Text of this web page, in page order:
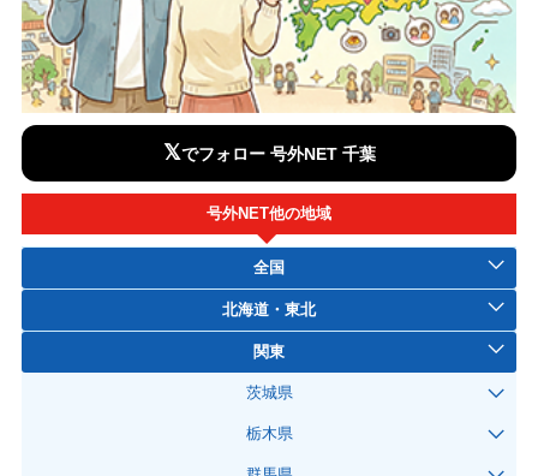
𝕏でフォロー 号外NET 千葉
号外NET他の地域
全国
北海道・東北
関東
茨城県
栃木県